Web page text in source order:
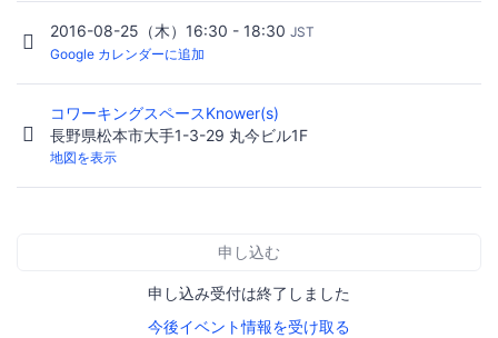
2016-08-25（木）16:30 - 18:30 JST
Google カレンダーに追加
コワーキングスペースKnower(s)
長野県松本市大手1-3-29 丸今ビル1F
地図を表示
申し込む
申し込み受付は終了しました
今後イベント情報を受け取る